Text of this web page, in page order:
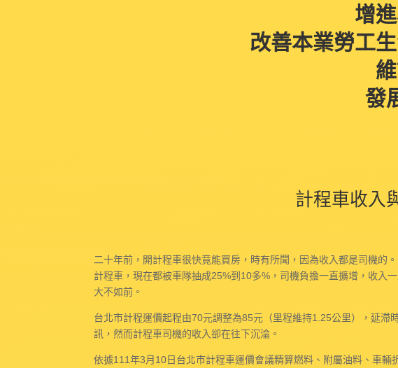
增
改善本業勞工
發
計程車收入
二十年前，開計程車很快竟能買房，時有所聞，因為收入都是司機的
計程車，現在都被車隊抽成25%到10多%，司機負擔一直擴增，收入
大不如前。
台北市計程運價起程由70元調整為85元（里程維持1.25公里），延
訊，然而計程車司機的收入卻在往下沉淪。
依據111年3月10日台北市計程車運價會議精算燃料、附屬油料、車